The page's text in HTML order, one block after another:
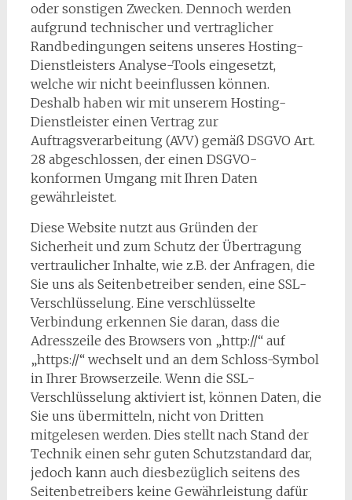
oder sonstigen Zwecken. Dennoch werden
aufgrund technischer und vertraglicher
Randbedingungen seitens unseres Hosting-
Dienstleisters Analyse-Tools eingesetzt,
welche wir nicht beeinflussen können.
Deshalb haben wir mit unserem Hosting-
Dienstleister einen Vertrag zur
Auftragsverarbeitung (AVV) gemäß DSGVO Art.
28 abgeschlossen, der einen DSGVO-
konformen Umgang mit Ihren Daten
gewährleistet.
Diese Website nutzt aus Gründen der
Sicherheit und zum Schutz der Übertragung
vertraulicher Inhalte, wie z.B. der Anfragen, die
Sie uns als Seitenbetreiber senden, eine SSL-
Verschlüsselung. Eine verschlüsselte
Verbindung erkennen Sie daran, dass die
Adresszeile des Browsers von „http://“ auf
„https://“ wechselt und an dem Schloss-Symbol
in Ihrer Browserzeile. Wenn die SSL-
Verschlüsselung aktiviert ist, können Daten, die
Sie uns übermitteln, nicht von Dritten
mitgelesen werden. Dies stellt nach Stand der
Technik einen sehr guten Schutzstandard dar,
jedoch kann auch diesbezüglich seitens des
Seitenbetreibers keine Gewährleistung dafür